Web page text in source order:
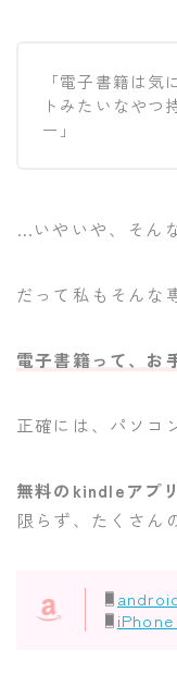
「電子書籍は
トみたいなやつ
ー」
…いやいや、そん
だって私もそんな
電子書籍って、お
正確には、パソコ
無料のkindleアプリ
限らず、たくさん